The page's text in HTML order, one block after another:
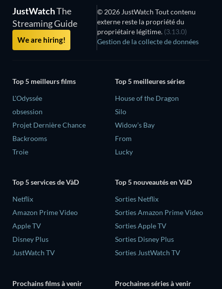
JustWatchThe
Streaming Guide
We are hiring!
© 2026 JustWatch Tout contenu
externe reste la propriété du
propriétaire légitime. (3.13.0)
Gestion de la collecte de données
Top 5 meilleurs films
L'Odyssée
obsession
Projet Dernière Chance
Backrooms
Troie
Top 5 meilleures séries
House of the Dragon
Silo
Widow’s Bay
From
Lucky
Top 5 services de VàD
Netflix
Amazon Prime Video
Apple TV
Disney Plus
JustWatch TV
Top 5 nouveautés en VàD
Sorties Netflix
Sorties Amazon Prime Video
Sorties Apple TV
Sorties Disney Plus
Sorties JustWatch TV
Prochains films à venir Prochaines séries à venir